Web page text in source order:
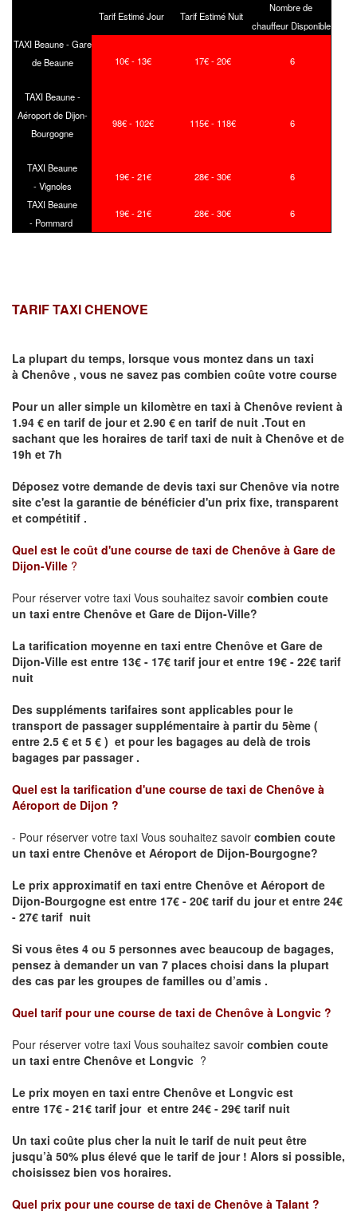
Tarif Estimé Jour Tarif Estimé Nuit
Nombre de
chauffeur Disponible
TAXI Beaune - Gare
de Beaune
10€ - 13€ 17€ - 20€ 6
TAXI Beaune -
Aéroport de Dijon-
Bourgogne
98€ - 102€ 115€ - 118€ 6
TAXI Beaune
- Vignoles
19€ - 21€ 28€ - 30€ 6
TAXI Beaune
- Pommard
19€ - 21€ 28€ - 30€ 6
TARIF TAXI CHENOVE
La plupart du temps, lorsque vous montez dans un taxi
à Chenôve , vous ne savez pas combien coûte votre course
Pour un aller simple un kilomètre en taxi à Chenôve revient à
1.94 € en tarif de jour et 2.90 € en tarif de nuit .Tout en
sachant que les horaires de tarif taxi de nuit à Chenôve et de
19h et 7h
Déposez votre demande de devis taxi surChenôve via notre
site c'est la garantie de bénéficier d'un prix fixe, transparent
et compétitif .
Quel est le coût d'une course de taxi de Chenôve à Gare de
Dijon-Ville ?
Pour réserver votre taxi Vous souhaitez savoir combien coute
un taxi entre Chenôve et Gare de Dijon-Ville?
La tarification moyenne en taxi entre Chenôve et Gare de
Dijon-Ville est entre 13€ - 17€ tarif jour et entre 19€ - 22€ tarif
nuit
Des suppléments tarifaires sont applicables pour le
transport de passager supplémentaire à partir du 5ème (
entre 2.5 € et 5 € ) et pour les bagages au delà de trois
bagages par passager .
Quel est la tarification d'une course de taxi de Chenôve à
Aéroport de Dijon ?
- Pour réserver votre taxi Vous souhaitez savoir combien coute
un taxi entre Chenôve et Aéroport de Dijon-Bourgogne?
Le prix approximatif en taxi entre Chenôve et Aéroport de
Dijon-Bourgogne est entre 17€ - 20€ tarif du jour et entre 24€
- 27€ tarif nuit
Si vous êtes 4 ou 5 personnes avec beaucoup de bagages,
pensez à demander un van 7 places choisi dans la plupart
des cas par les groupes de familles ou d’amis .
Quel tarif pour une course de taxi de Chenôve à Longvic ?
Pour réserver votre taxi Vous souhaitez savoir combien coute
un taxi entre Chenôve et Longvic ?
Le prix moyen en taxi entre Chenôve et Longvic est
entre 17€ - 21€ tarif jour et entre 24€ - 29€ tarif nuit
Un taxi coûte plus cher la nuit le tarif de nuit peut être
jusqu’à 50% plus élevé que le tarif de jour ! Alors si possible,
choisissez bien vos horaires.
Quel prix pour une course de taxi de Chenôve à Talant ?